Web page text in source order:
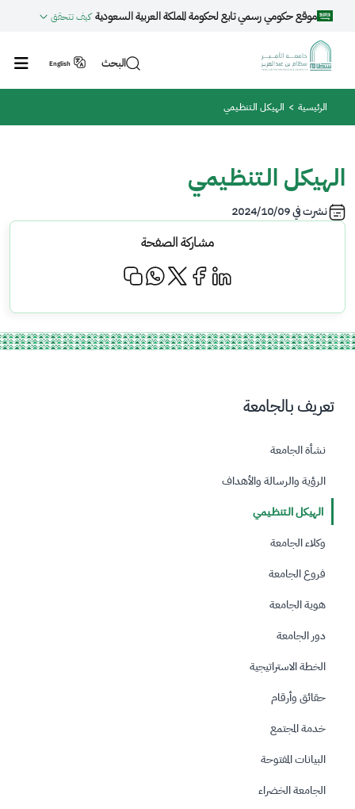
تجاوز إلى المحتوى الرئيسي
موقع حكومي رسمي تابع لحكومة المملكة العربية السعودية كيف تتحقق
البحث English
مسار التنقل
الرئيسية الهيكل الـتنظـيمي
الهيكل الـتنظـيمي
نشرت في2024/10/09
مشاركة الصفحة
تعريف بالجامعة
نشأة الجامعة
الرؤية والرسالة والأهداف
الهيكل الـتنظـيمي
وكلاء الجامعة
فروع الجامعة
هوية الجامعة
دور الجامعة
الخطة الاستراتيجية
حقائق وأرقام
خدمة المجتمع
البيانات المفتوحة
الجامعة الخضراء